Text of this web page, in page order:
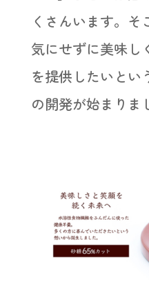
くさんいます。そ
気にせずに美味し
を提供したいとい
の開発が始まりま